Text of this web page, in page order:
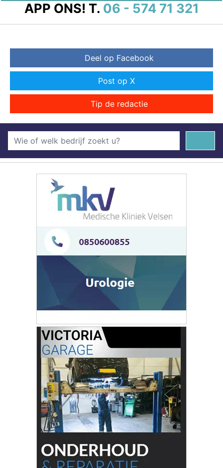
APP ONS! T. 06 - 574 71 321
Deel op Facebook
Post op X
Tip de redactie